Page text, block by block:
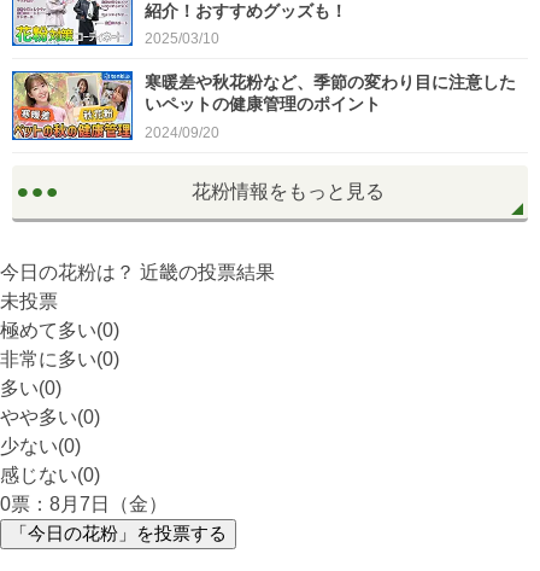
紹介！おすすめグッズも！
2025/03/10
寒暖差や秋花粉など、季節の変わり目に注意した
いペットの健康管理のポイント
2024/09/20
花粉情報をもっと見る
今日の花粉は？ 近畿の投票結果
未投票
極めて多い(0)
非常に多い(0)
多い(0)
やや多い(0)
少ない(0)
感じない(0)
0票：8月7日（金）
「今日の花粉」を投票する